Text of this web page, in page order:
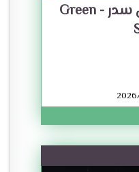
جرين سدر ريزورت رأس سدر - Green